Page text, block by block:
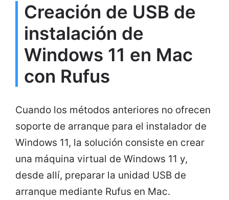
Creación de USB de
instalación de
Windows 11 en Mac
con Rufus
Cuando los métodos anteriores no ofrecen
soporte de arranque para el instalador de
Windows 11, la solución consiste en crear
una máquina virtual de Windows 11 y,
desde allí, preparar la unidad USB de
arranque mediante Rufus en Mac.